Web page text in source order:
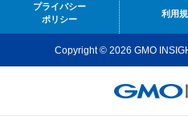
プライバシー
ポリシー
利用
Copyright © 2026 GMO